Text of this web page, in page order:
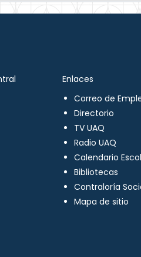
Enlaces
Correo de
Directorio
TV UAQ
Radio UAQ
Calendario
Bibliotecas
Contraloría
Mapa de sitio